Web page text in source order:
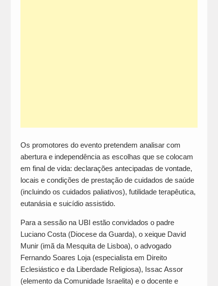
Os promotores do evento pretendem analisar com
abertura e independência as escolhas que se colocam
em final de vida: declarações antecipadas de vontade,
locais e condições de prestação de cuidados de saúde
(incluindo os cuidados paliativos), futilidade terapêutica,
eutanásia e suicídio assistido.
Para a sessão na UBI estão convidados o padre
Luciano Costa (Diocese da Guarda), o xeique David
Munir (imã da Mesquita de Lisboa), o advogado
Fernando Soares Loja (especialista em Direito
Eclesiástico e da Liberdade Religiosa), Issac Assor
(elemento da Comunidade Israelita) e o docente e